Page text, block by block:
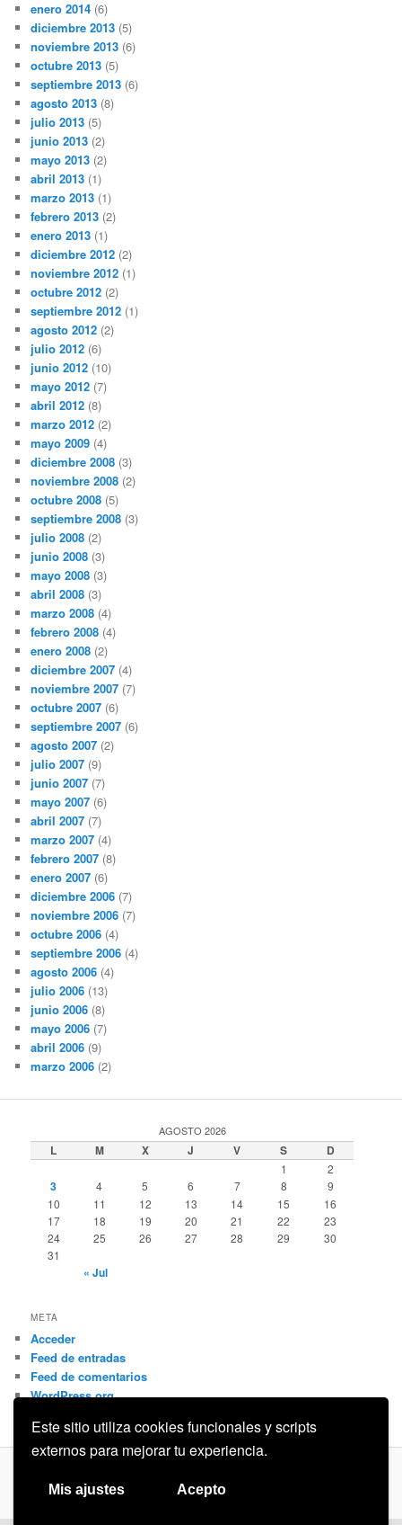
Este sitio utiliza cookies funcionales y scripts
externos para mejorar tu experiencia.
Mis ajustes Acepto
enero 2014 (6)
diciembre 2013 (5)
noviembre 2013 (6)
octubre 2013 (5)
septiembre 2013 (6)
agosto 2013 (8)
julio 2013 (5)
junio 2013 (2)
mayo 2013 (2)
abril 2013 (1)
marzo 2013 (1)
febrero 2013 (2)
enero 2013 (1)
diciembre 2012 (2)
noviembre 2012 (1)
octubre 2012 (2)
septiembre 2012 (1)
agosto 2012 (2)
julio 2012 (6)
junio 2012 (10)
mayo 2012 (7)
abril 2012 (8)
marzo 2012 (2)
mayo 2009 (4)
diciembre 2008 (3)
noviembre 2008 (2)
octubre 2008 (5)
septiembre 2008 (3)
julio 2008 (2)
junio 2008 (3)
mayo 2008 (3)
abril 2008 (3)
marzo 2008 (4)
febrero 2008 (4)
enero 2008 (2)
diciembre 2007 (4)
noviembre 2007 (7)
octubre 2007 (6)
septiembre 2007 (6)
agosto 2007 (2)
julio 2007 (9)
junio 2007 (7)
mayo 2007 (6)
abril 2007 (7)
marzo 2007 (4)
febrero 2007 (8)
enero 2007 (6)
diciembre 2006 (7)
noviembre 2006 (7)
octubre 2006 (4)
septiembre 2006 (4)
agosto 2006 (4)
julio 2006 (13)
junio 2006 (8)
mayo 2006 (7)
abril 2006 (9)
marzo 2006 (2)
AGOSTO 2026
L M X J V S D
1 2
3 4 5 6 7 8
9
10
11 12 13 14 15
16
17
18 19 20 21 22
23
24
25 26 27 28 29
30
31
« Jul
META
Acceder
Feed de entradas
Feed de comentarios
WordPress.org
Privacidad Funciona gracias a WordPress